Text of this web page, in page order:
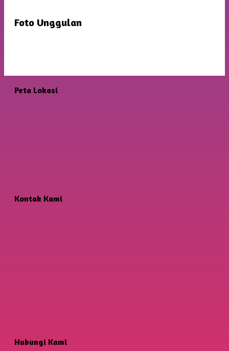
Foto Unggulan
Peta Lokasi
Kontak Kami
Hubungi Kami